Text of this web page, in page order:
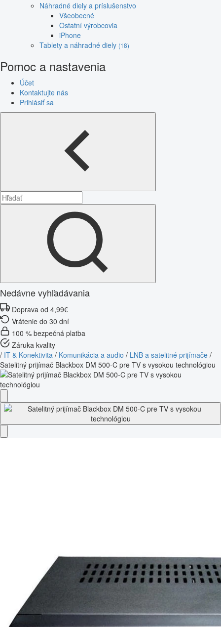
Náhradné diely a príslušenstvo
Všeobecné
Ostatní výrobcovia
iPhone
Tablety a náhradné diely (18)
Pomoc a nastavenia
Účet
Kontaktujte nás
Prihlásiť sa
Nedávne vyhľadávania
Doprava od 4,99€
Vrátenie do 30 dní
100 % bezpečná platba
Záruka kvality
/ IT & Konektivita / Komunikácia a audio / LNB a satelitné prijímače /
Satelitný prijímač Blackbox DM 500-C pre TV s vysokou technológiou